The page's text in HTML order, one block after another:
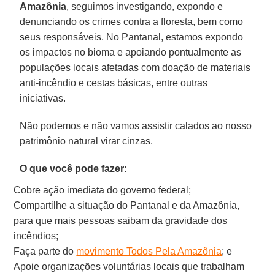
Amazônia, seguimos investigando, expondo e
denunciando os crimes contra a floresta, bem como
seus responsáveis. No Pantanal, estamos expondo
os impactos no bioma e apoiando pontualmente as
populações locais afetadas com doação de materiais
anti-incêndio e cestas básicas, entre outras
iniciativas.
Não podemos e não vamos assistir calados ao nosso
patrimônio natural virar cinzas.
O que você pode fazer:
Cobre ação imediata do governo federal;
Compartilhe a situação do Pantanal e da Amazônia,
para que mais pessoas saibam da gravidade dos
incêndios;
Faça parte do movimento Todos Pela Amazônia; e
Apoie organizações voluntárias locais que trabalham